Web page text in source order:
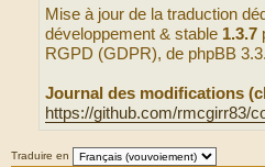
Mise à jour de la traduction
développement & stable 1.3.7
RGPD (GDPR), de phpBB
Journal des modifications
https://github.com/rmcgirr83/
Traduire en